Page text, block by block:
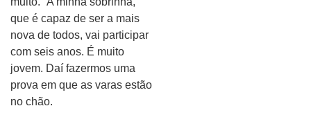
que é capaz de ser a mais
nova de todos, vai participar
com seis anos. É muito
jovem. Daí fazermos uma
prova em que as varas estão
no chão.